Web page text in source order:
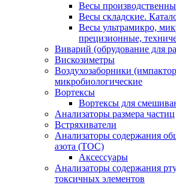
Весы
Весы складские.
Весы ультрамикро,
прецизионные,
Виварий (обрудование для
Вискозиметры
Воздухозаборники
микробиологические
Вортексы
Вортексы для
Анализаторы размера частиц
Встряхиватели
Анализаторы содержания
азота (ТОС)
Аксессуары
Анализаторы содержания
токсичных элементов